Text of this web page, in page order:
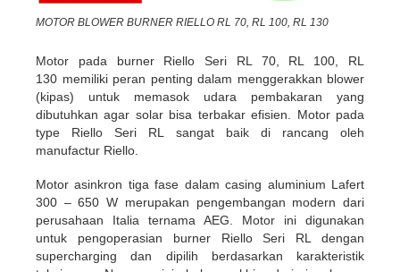
MOTOR BLOWER BURNER RIELLO RL 70, RL 100, RL 130
Motor pada burner Riello Seri RL 70, RL 100, RL
130 memiliki peran penting dalam menggerakkan blower
(kipas) untuk memasok udara pembakaran yang
dibutuhkan agar solar bisa terbakar efisien. Motor pada
type Riello Seri RL sangat baik di rancang oleh
manufactur Riello.
Motor asinkron tiga fase dalam casing aluminium Lafert
300 – 650 W merupakan pengembangan modern dari
perusahaan Italia ternama AEG. Motor ini digunakan
untuk pengoperasian burner Riello Seri RL dengan
supercharging dan dipilih berdasarkan karakteristik